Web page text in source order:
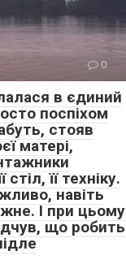
0
в єдиний
поспіхом
стояв
матері,
стіл, її техніку.
навіть
І при цьому
що робить